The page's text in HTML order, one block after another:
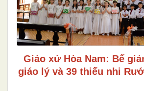
Giáo xứ Hòa Nam: Bế
giáo lý và 39 thiếu nhi